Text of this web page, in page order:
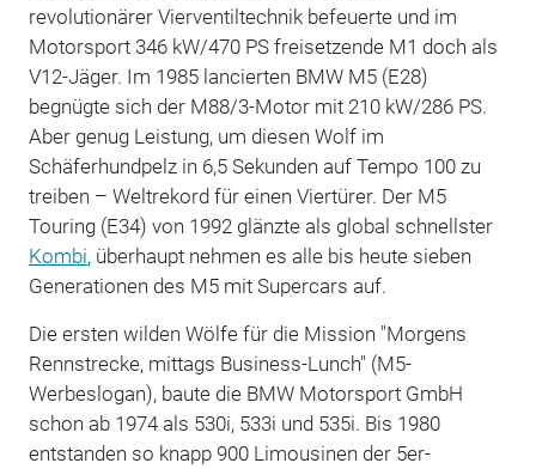
revolutionärer Vierventiltechnik befeuerte und im
Motorsport 346 kW/470 PS freisetzende M1 doch als
V12-Jäger. Im 1985 lancierten BMW M5 (E28)
begnügte sich der M88/3-Motor mit 210 kW/286 PS.
Aber genug Leistung, um diesen Wolf im
Schäferhundpelz in 6,5 Sekunden auf Tempo 100 zu
treiben – Weltrekord für einen Viertürer. Der M5
Touring (E34) von 1992 glänzte als global schnellster
Kombi, überhaupt nehmen es alle bis heute sieben
Generationen des M5 mit Supercars auf.
Die ersten wilden Wölfe für die Mission "Morgens
Rennstrecke, mittags Business-Lunch" (M5-
Werbeslogan), baute die BMW Motorsport GmbH
schon ab 1974 als 530i, 533i und 535i. Bis 1980
entstanden so knapp 900 Limousinen der 5er-